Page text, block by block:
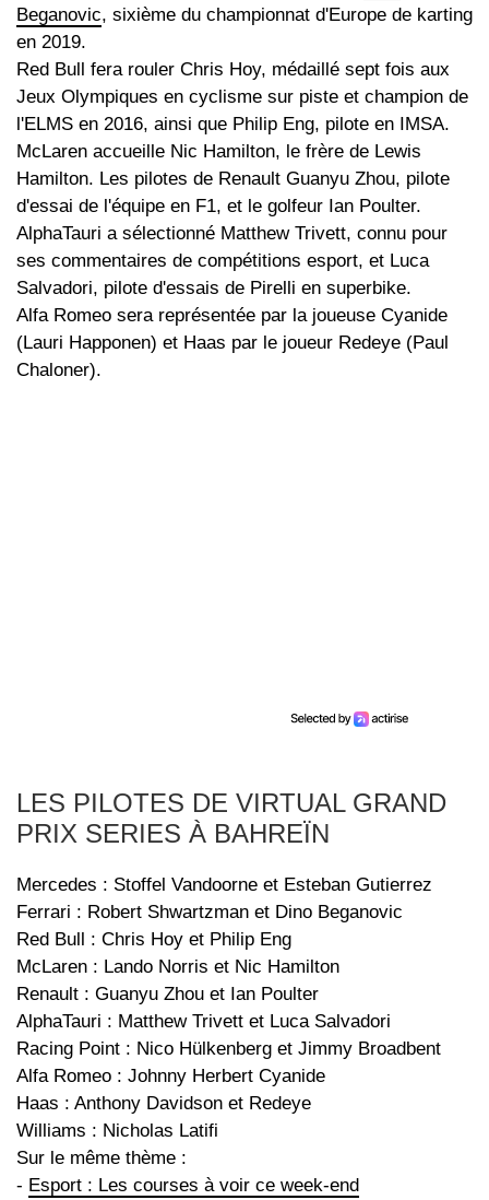
Beganovic, sixième du championnat d'Europe de karting
en 2019.
Red Bull fera rouler Chris Hoy, médaillé sept fois aux
Jeux Olympiques en cyclisme sur piste et champion de
l'ELMS en 2016, ainsi que Philip Eng, pilote en IMSA.
McLaren accueille Nic Hamilton, le frère de Lewis
Hamilton. Les pilotes de Renault Guanyu Zhou, pilote
d'essai de l'équipe en F1, et le golfeur Ian Poulter.
AlphaTauri a sélectionné Matthew Trivett, connu pour
ses commentaires de compétitions esport, et Luca
Salvadori, pilote d'essais de Pirelli en superbike.
Alfa Romeo sera représentée par la joueuse Cyanide
(Lauri Happonen) et Haas par le joueur Redeye (Paul
Chaloner).
LES PILOTES DE VIRTUAL GRAND
PRIX SERIES À BAHREÏN
Mercedes : Stoffel Vandoorne et Esteban Gutierrez
Ferrari : Robert Shwartzman et Dino Beganovic
Red Bull : Chris Hoy et Philip Eng
McLaren : Lando Norris et Nic Hamilton
Renault : Guanyu Zhou et Ian Poulter
AlphaTauri : Matthew Trivett et Luca Salvadori
Racing Point : Nico Hülkenberg et Jimmy Broadbent
Alfa Romeo : Johnny Herbert Cyanide
Haas : Anthony Davidson et Redeye
Williams : Nicholas Latifi
Sur le même thème :
- Esport : Les courses à voir ce week-end